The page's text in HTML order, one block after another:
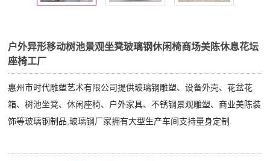
户外异形移动树池景观坐凳玻璃钢休闲椅商场美陈休息花坛
座椅工厂
惠州市时代雕塑艺术有限公司提供玻璃钢雕塑、设备外壳、花盆花
箱、树池坐凳、休闲座椅、户外家具、不锈钢景观雕塑、商业美陈装
饰等玻璃钢制品,玻璃钢厂家拥有大型生产车间支持量身定制.